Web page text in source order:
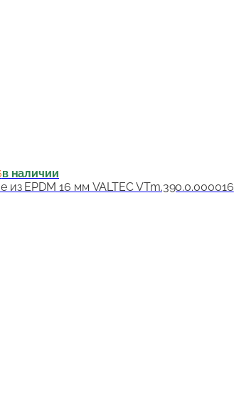
в наличии
из EPDM 16 мм VALTEC VTm.390.0.000016